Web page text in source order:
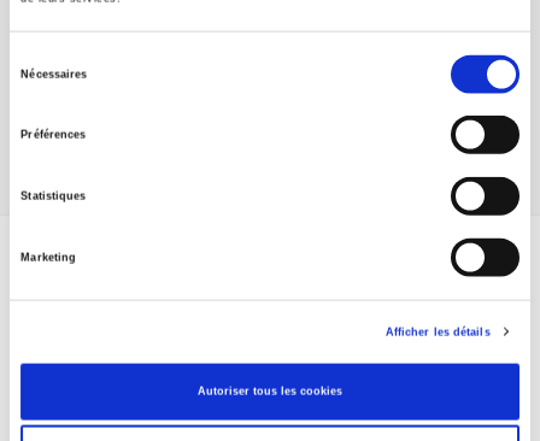
Nécessaires
Préférences
Statistiques
Marketing
Afficher les détails
Autoriser tous les cookies
René Rémond, historien
Jean-Noël Jeanneney, Jean-François Sirinelli
ABONNEZ-VOUS À NOS
Je m’abonne